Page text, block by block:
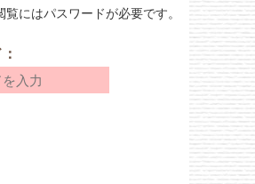
覧にはパスワードが必要です。